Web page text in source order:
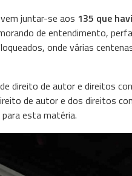
vem juntar-se aos 135 que
de entendimento,
onde várias
direito de autor e direitos
de autor e dos direitos
esta matéria.